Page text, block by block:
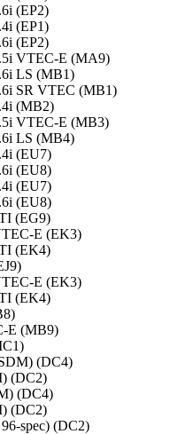
(EP2)
(EP1)
(EP2)
VTEC-E (MA9)
LS (MB1)
SR VTEC (MB1)
(MB2)
VTEC-E (MB3)
LS (MB4)
(EU7)
(EU8)
(EU7)
(EU8)
(EG9)
E (EK3)
(EK4)
E (EK3)
(EK4)
E (MB9)
(DC4)
(DC2)
(DC4)
(DC2)
spec) (DC2)